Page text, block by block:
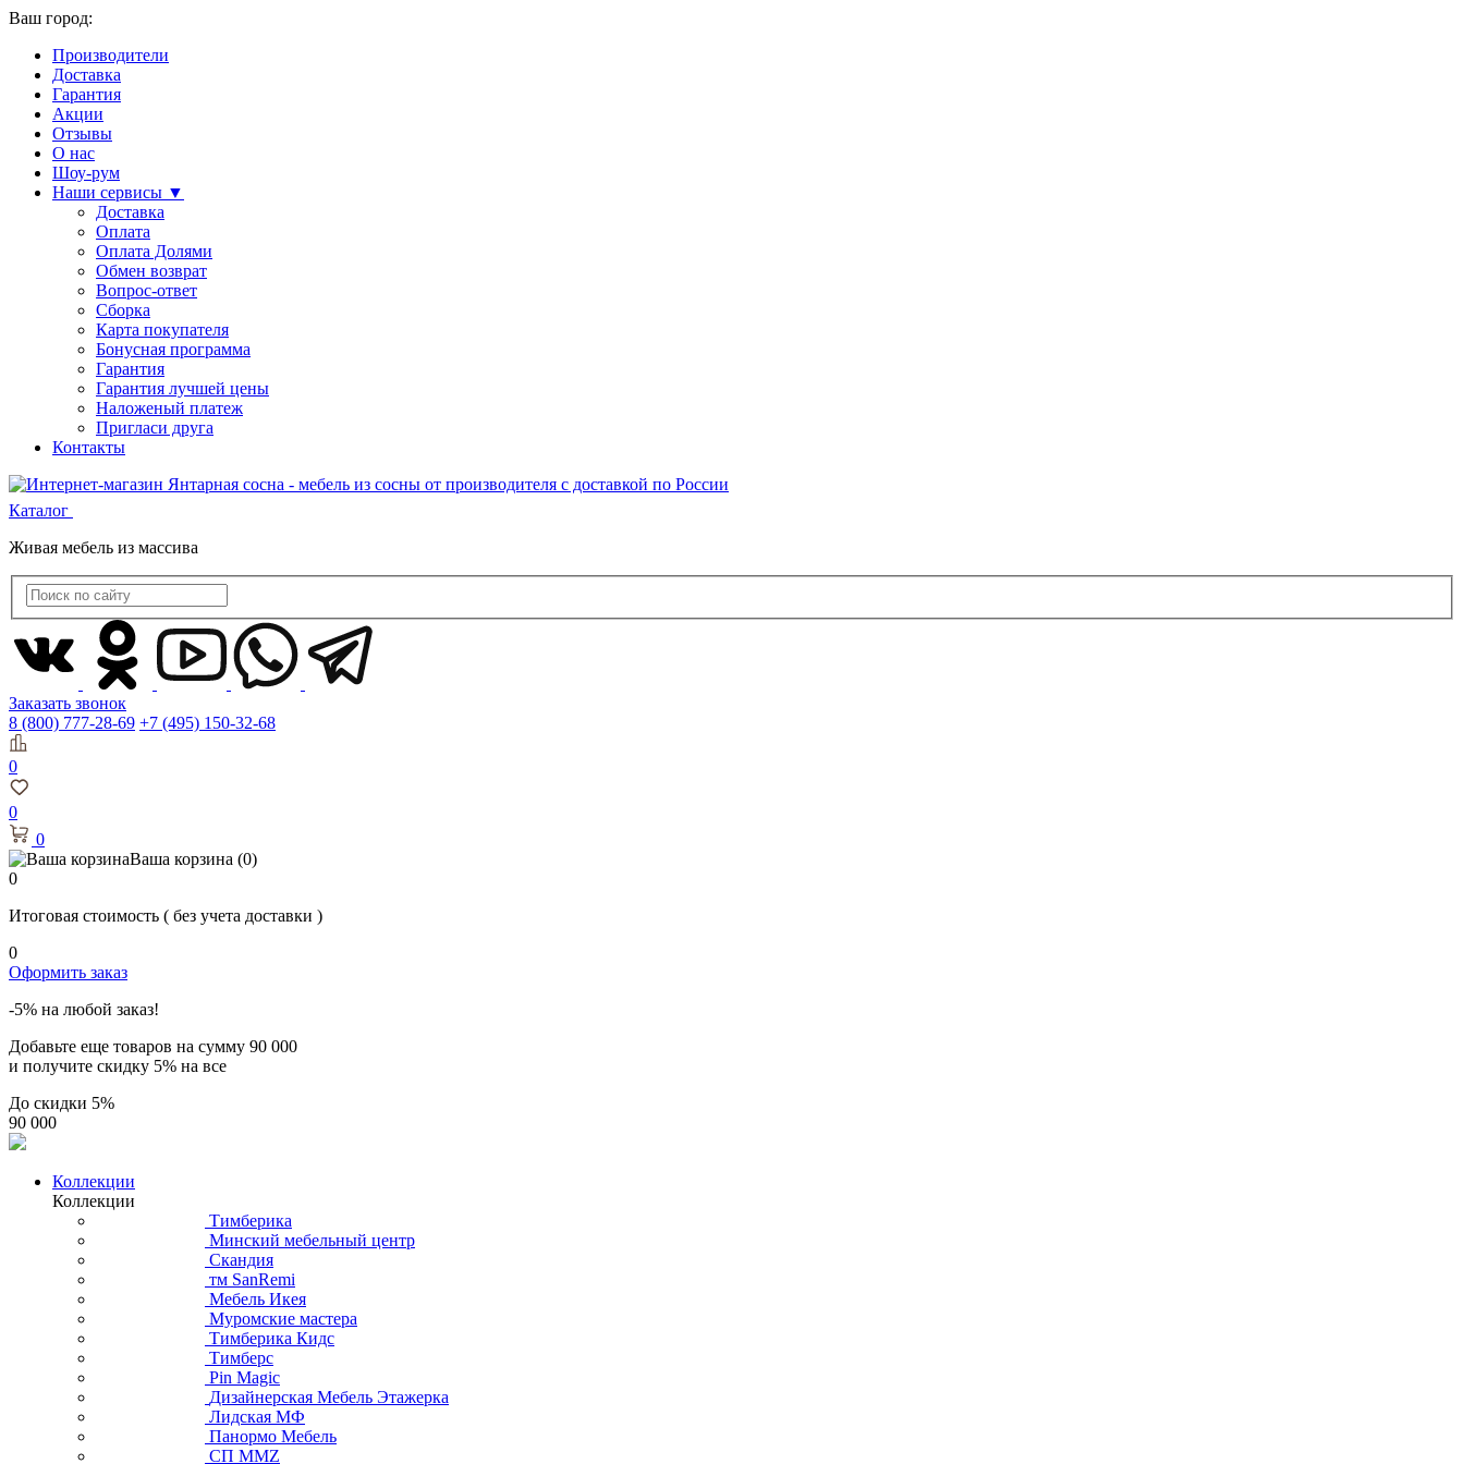
Ваш город:
Производители
Доставка
Гарантия
Акции
Отзывы
О нас
Шоу-рум
Наши сервисы ▼
Доставка
Оплата
Оплата Долями
Обмен возврат
Вопрос-ответ
Сборка
Карта покупателя
Бонусная программа
Гарантия
Гарантия лучшей цены
Наложеный платеж
Пригласи друга
Контакты
Каталог
Живая мебель из массива
Заказать звонок
8 (800) 777-28-69 +7 (495) 150-32-68
0
0
0
Ваша корзина (0)
0
Итоговая стоимость ( без учета доставки )
0
Оформить заказ
-5% на любой заказ!
Добавьте еще товаров на сумму 90 000
и получите скидку 5% на все
До скидки 5%
90 000
Коллекции
Коллекции
Тимберика
Минский мебельный центр
Скандия
тм SanRemi
Мебель Икея
Муромские мастера
Тимберика Кидс
Тимберс
Pin Magic
Дизайнерская Мебель Этажерка
Лидская МФ
Панормо Мебель
СП ММZ